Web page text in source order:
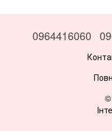
0964416060
©